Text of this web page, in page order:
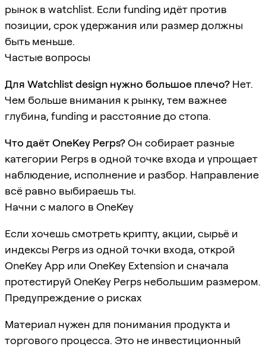
рынок в watchlist. Если funding идёт против
позиции, срок удержания или размер должны
быть меньше.
Частые вопросы
Для Watchlist design нужно большое плечо? Нет.
Чем больше внимания к рынку, тем важнее
глубина, funding и расстояние до стопа.
Что даёт OneKey Perps?Он собирает разные
категории Perps в одной точке входа и упрощает
наблюдение, исполнение и разбор. Направление
всё равно выбираешь ты.
Начни с малого в OneKey
Если хочешь смотреть крипту, акции, сырьё и
индексы Perps из одной точки входа, открой
OneKey App или OneKey Extension и сначала
протестируй OneKey Perps небольшим размером.
Предупреждение о рисках
Материал нужен для понимания продукта и
торгового процесса. Это не инвестиционный